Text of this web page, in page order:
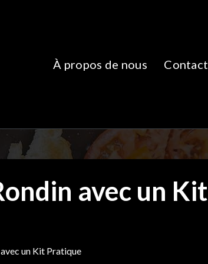
À propos de nous Contact
avec un Kit
un Kit Pratique